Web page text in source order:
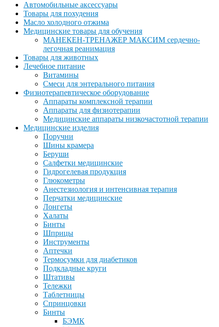
Автомобильные аксессуары
Товары для похудения
Масло холодного отжима
Медицинские товары для обучения
МАНЕКЕН-ТРЕНАЖЕР МАКСИМ сердечно-
легочная реанимация
Товары для животных
Лечебное питание
Витамины
Смеси для энтерального питания
Физиотерапевтическое оборудование
Аппараты комплексной терапии
Аппараты для физиотерапии
Медицинские аппараты низкочастотной терапии
Медицинские изделия
Поручни
Шины крамера
Беруши
Салфетки медицинские
Гидрогелевая продукция
Глюкометры
Анестезиология и интенсивная терапия
Перчатки медицинские
Лонгеты
Халаты
Бинты
Шприцы
Инструменты
Аптечки
Термосумки для диабетиков
Подкладные круги
Штативы
Тележки
Таблетницы
Спринцовки
Бинты
БЭМК